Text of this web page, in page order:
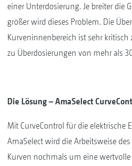
einer Unterdosierung. Je breiter die
größer wird dieses Problem. Die
Kurveninnenbereich ist sehr kritisch
zu Überdosierungen von mehr als
Die Lösung – AmaSelect
Mit CurveControl für die elektrische
AmaSelect wird die Arbeitsweise
Kurven nochmals um eine